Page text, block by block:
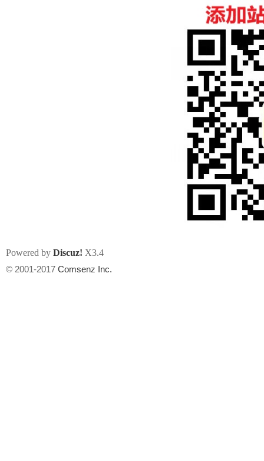
Powered by Discuz! X3.4
© 2001-2017 Comsenz Inc.